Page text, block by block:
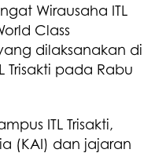
Wirausaha ITL
Class
dilaksanakan di
Trisakti pada Rabu
ITL Trisakti,
(KAI) dan jajaran